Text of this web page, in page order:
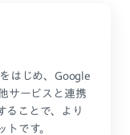
はじめ、Google
サービスと連携
ることで、より
です。